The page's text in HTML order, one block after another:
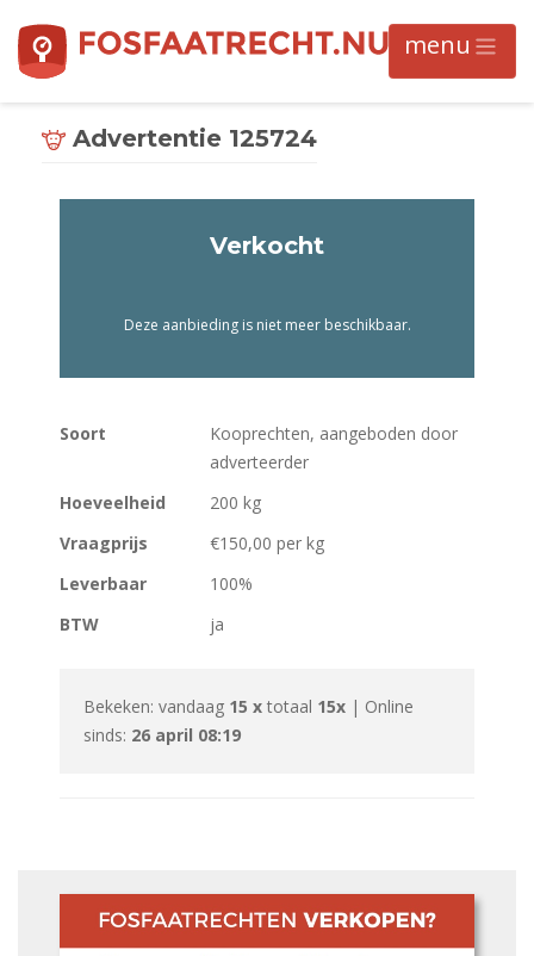
Advertentie 125724
Soort
Kooprechten, aangeboden door
adverteerder
Hoeveelheid
200 kg
Vraagprijs
€150,00 per kg
Leverbaar
100%
BTW
ja
Bekeken: vandaag 15 x totaal 15x | Online
sinds: 26 april 08:19
Verkocht
Deze aanbieding is niet meer beschikbaar.